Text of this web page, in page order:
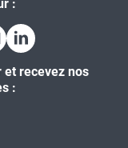
:
recevez nos
: